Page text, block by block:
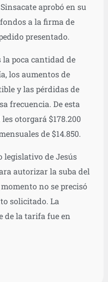
aprobó en su
a la firma de
presentado.
la poca cantidad de
los aumentos de
y las pérdidas de
frecuencia. De esta
otorgará $178.200
de $14.850.
legislativo de Jesús
autorizar la suba del
no se precisó
solicitado. La
de la tarifa fue en